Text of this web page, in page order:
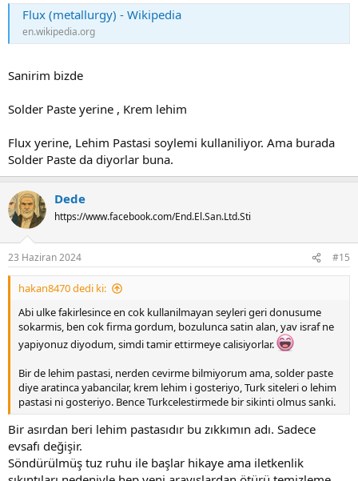
Flux (metallurgy) - Wikipedia
en.wikipedia.org
Sanirim bizde
Solder Paste yerine , Krem lehim
Flux yerine, Lehim Pastasi soylemi kullaniliyor. Ama burada
Solder Paste da diyorlar buna.
Dede
https://www.facebook.com/End.El.San.Ltd.Sti
23 Haziran 2024 #15
hakan8470 dedi ki:
Abi ulke fakirlesince en cok kullanilmayan seyleri geri donusume
sokarmis, ben cok firma gordum, bozulunca satin alan, yav israf ne
yapiyonuz diyodum, simdi tamir ettirmeye calisiyorlar.
Bir de lehim pastasi, nerden cevirme bilmiyorum ama, solder paste
diye aratinca yabancilar, krem lehim i gosteriyo, Turk siteleri o lehim
pastasi ni gosteriyo. Bence Turkcelestirmede bir sikinti olmus sanki.
Bir asırdan beri lehim pastasıdır bu zıkkımın adı. Sadece
evsafı değişir.
Söndürülmüş tuz ruhu ile başlar hikaye ama iletkenlik